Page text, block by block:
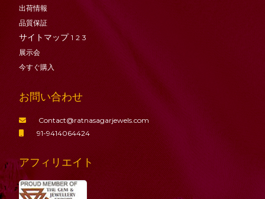
出荷情報
品質保証
サイトマップ 1 2 3
展示会
今すぐ購入
お問い合わせ
Contact@ratnasagarjewels.com
91-9414064424
アフィリエイト